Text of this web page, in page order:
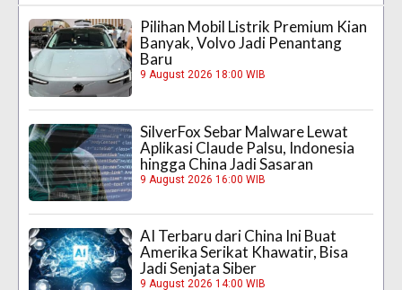
Pilihan Mobil Listrik Premium Kian
Banyak, Volvo Jadi Penantang
Baru
9 August 2026 18:00 WIB
SilverFox Sebar Malware Lewat
Aplikasi Claude Palsu, Indonesia
hingga China Jadi Sasaran
9 August 2026 16:00 WIB
AI Terbaru dari China Ini Buat
Amerika Serikat Khawatir, Bisa
Jadi Senjata Siber
9 August 2026 14:00 WIB